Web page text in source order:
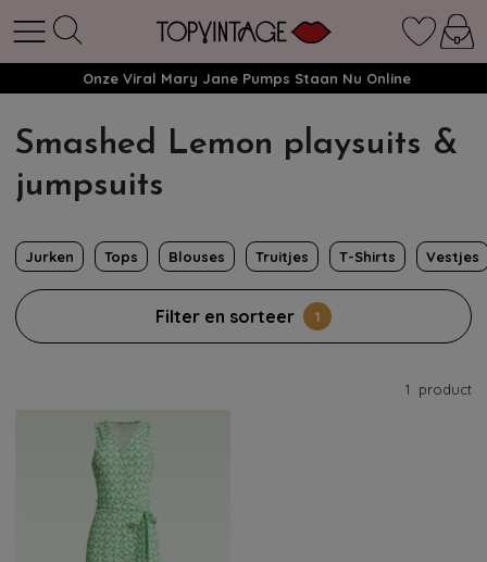
Onze Viral Mary Jane Pumps Staan Nu Online
Smashed Lemon playsuits &
jumpsuits
Jurken Tops Blouses Truitjes T-Shirts Vestjes
Filter en sorteer 1
1 product